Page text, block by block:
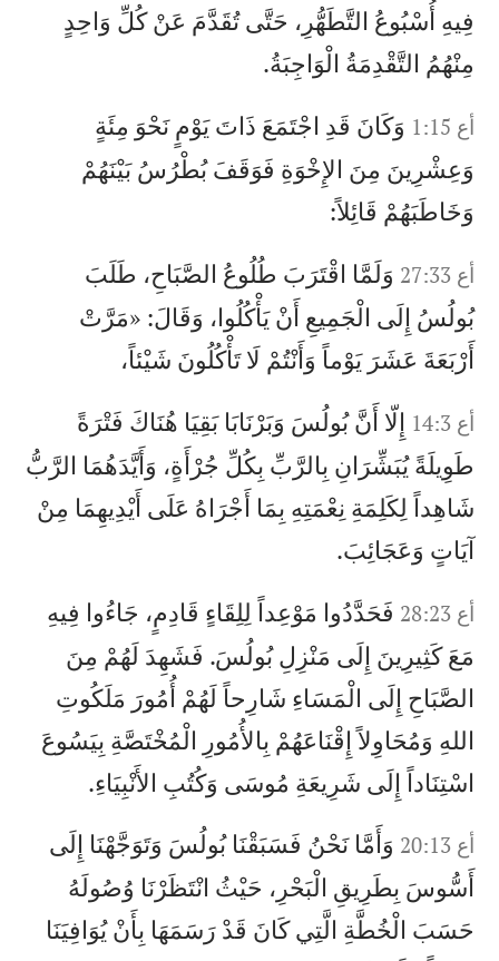
فِيهِ أُسْبُوعُ التَّطَهُّرِ، حَتَّى تُقَدَّمَ عَنْ كُلِّ وَاحِدٍ
مِنْهُمُ التَّقْدِمَةُ الْوَاجِبَةُ.
أع 1:15
وَكَانَ قَدِ اجْتَمَعَ ذَاتَ يَوْمٍ نَحْوَ مِئَةٍ
وَعِشْرِينَ مِنَ الإِخْوَةِ فَوَقَفَ بُطْرُسُ بَيْنَهُمْ
وَخَاطَبَهُمْ قَائِلاً:
أع 27:33
وَلَمَّا اقْتَرَبَ طُلُوعُ الصَّبَاحِ، طَلَبَ
بُولُسُ إِلَى الْجَمِيعِ أَنْ يَأْكُلُوا، وَقَالَ: «مَرَّتْ
أَرْبَعَةَ عَشَرَ يَوْماً وَأَنْتُمْ لَا تَأْكُلُونَ شَيْئاً،
أع 14:3
إِلّا أَنَّ بُولُسَ وَبَرْنَابَا بَقِيَا هُنَاكَ فَتْرَةً
طَوِيلَةً يُبَشِّرَانِ بِالرَّبِّ بِكُلِّ جُرْأَةٍ، وَأَيَّدَهُمَا الرَّبُّ
شَاهِداً لِكَلِمَةِ نِعْمَتِهِ بِمَا أَجْرَاهُ عَلَى أَيْدِيهِمَا مِنْ
آيَاتٍ وَعَجَائِبَ.
أع 28:23
فَحَدَّدُوا مَوْعِداً لِلِقَاءٍ قَادِمٍ، جَاءُوا فِيهِ
مَعَ كَثِيرِينَ إِلَى مَنْزِلِ بُولُسَ. فَشَهِدَ لَهُمْ مِنَ
الصَّبَاحِ إِلَى الْمَسَاءِ شَارِحاً لَهُمْ أُمُورَ مَلَكُوتِ
اللهِ وَمُحَاوِلاً إِقْنَاعَهُمْ بِالأُمُورِ الْمُخْتَصَّةِ بِيَسُوعَ
اسْتِنَاداً إِلَى شَرِيعَةِ مُوسَى وَكُتُبِ الأَنْبِيَاءِ.
أع 20:13
وَأَمَّا نَحْنُ فَسَبَقْنَا بُولُسَ وَتَوَجَّهْنَا إِلَى
أَسُّوسَ بِطَرِيقِ الْبَحْرِ، حَيْثُ انْتَظَرْنَا وُصُولَهُ
حَسَبَ الْخُطَّةِ الَّتِي كَانَ قَدْ رَسَمَهَا بِأَنْ يُوَافِيَنَا